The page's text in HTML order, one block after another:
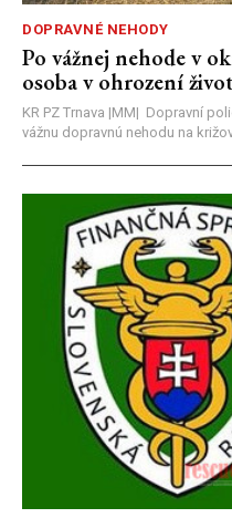
DOPRAVNÉ NEHODY
Po vážnej nehode v
osoba v ohrození
KR PZ Trnava |MM| Dopravní
vážnu dopravnú nehodu na